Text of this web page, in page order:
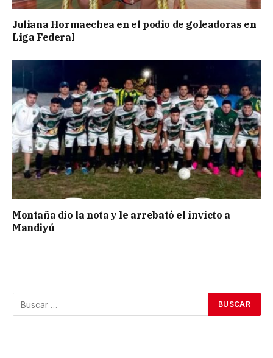
Juliana Hormaechea en el podio de goleadoras en
Liga Federal
Montaña dio la nota y le arrebató el invicto a
Mandiyú